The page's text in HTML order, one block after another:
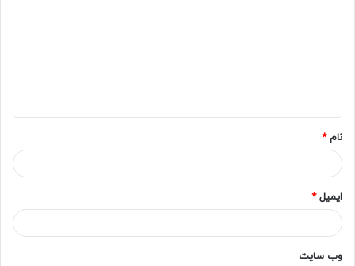
*
نام*
ایمیل*
وب‌ سایت